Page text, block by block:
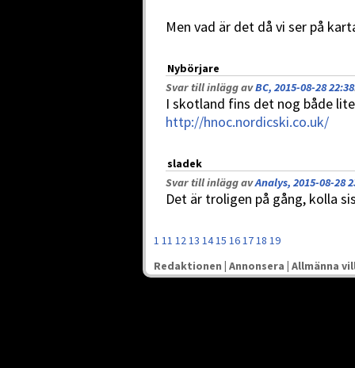
Men vad är det då vi ser på
Nybörjare
Svar till inlägg avBC, 2015-08-28 22:38
I skotland fins det nog både
http://hnoc.nordicski.co.uk/
sladek
Svar till inlägg avAnalys, 2015-08-28
Det är troligen på gång, kolla
1 11 1213 1415 161718 19
Redaktionen | Annonsera | Allmänna